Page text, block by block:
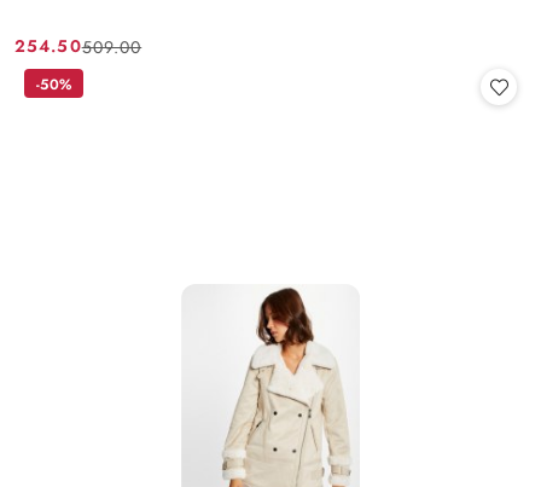
Cena
promocyjna:
254.50
Cena
przed
509.00
-50%